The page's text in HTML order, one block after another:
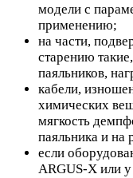
модели с
применению;
на части,
старению
паяльников,
кабели,
химических
мягкость
паяльника и на
если
ARGUS-X или